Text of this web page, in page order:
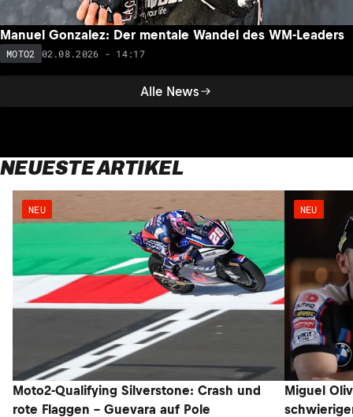
Alle News
Manuel Gonzalez: Der mentale Wandel des WM-Leaders
MOTO2 02.08.2026 - 14:17
NEUESTE ARTIKEL
NEU
Moto2-Qualifying Silverstone: Crash und
rote Flaggen – Guevara auf Pole
NEU
Miguel